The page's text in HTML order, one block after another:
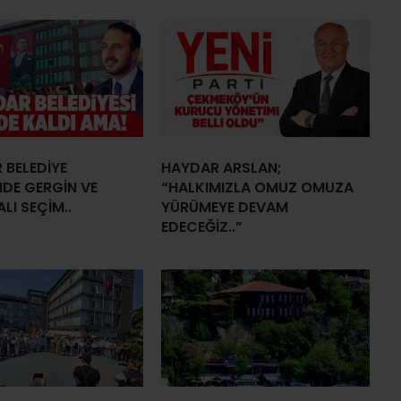
GERGİN VE
SEÇİM..
HAYDAR ARSLAN;
“HALKIMIZLA OMUZ OMUZA
YÜRÜMEYE DEVAM
EDECEĞİZ..”